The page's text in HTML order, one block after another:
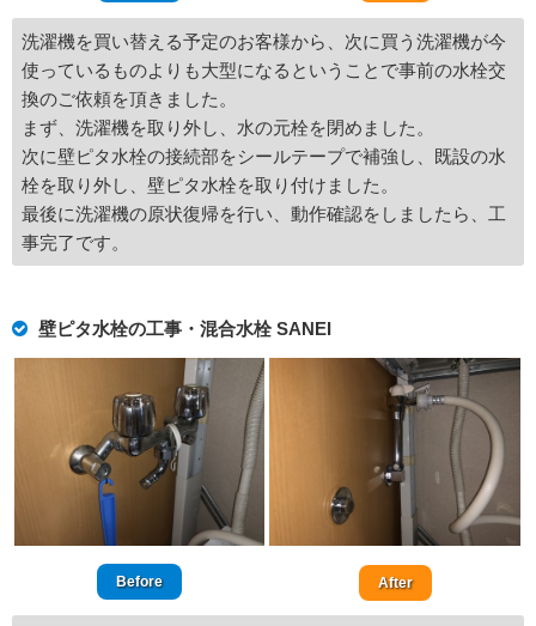
洗濯機を買い替える予定のお客様から、次に買う洗濯機が今
使っているものよりも大型になるということで事前の水栓交
換のご依頼を頂きました。
まず、洗濯機を取り外し、水の元栓を閉めました。
次に壁ピタ水栓の接続部をシールテープで補強し、既設の水
栓を取り外し、壁ピタ水栓を取り付けました。
最後に洗濯機の原状復帰を行い、動作確認をしましたら、工
事完了です。
壁ピタ水栓の工事・混合水栓 SANEI
Before After